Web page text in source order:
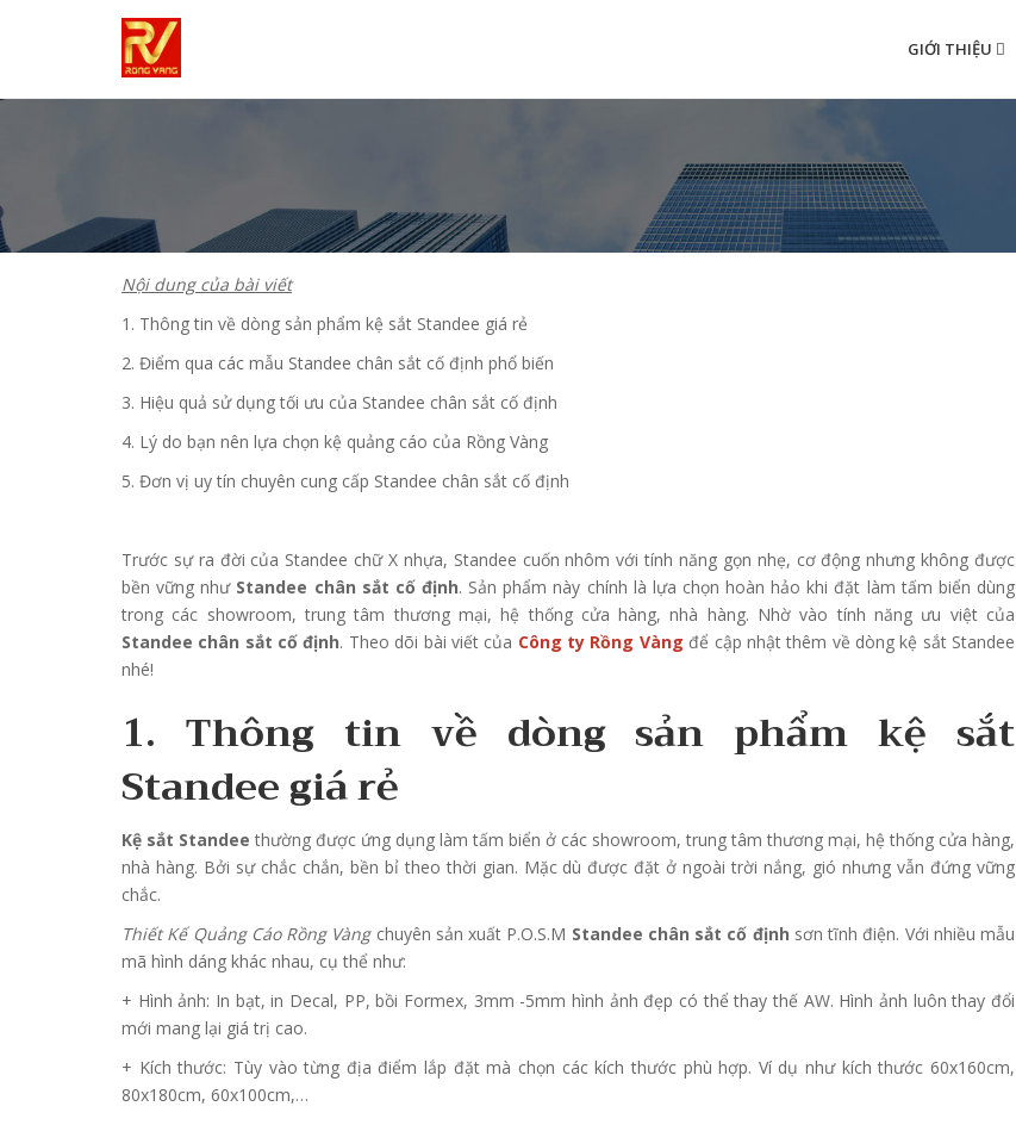
GIỚI THIỆU
Nội dung của bài viết
1. Thông tin về dòng sản phẩm kệ sắt Standee giá rẻ
2. Điểm qua các mẫu Standee chân sắt cố định phổ biến
3. Hiệu quả sử dụng tối ưu của Standee chân sắt cố định
4. Lý do bạn nên lựa chọn kệ quảng cáo của Rồng Vàng
5. Đơn vị uy tín chuyên cung cấp Standee chân sắt cố định
Trước sự ra đời của Standee chữ X nhựa, Standee cuốn nhôm với tính năng gọn nhẹ, cơ động nhưng không được
bền vững như Standee chân sắt cố định. Sản phẩm này chính là lựa chọn hoàn hảo khi đặt làm tấm biển dùng
trong các showroom, trung tâm thương mại, hệ thống cửa hàng, nhà hàng. Nhờ vào tính năng ưu việt của
Standee chân sắt cố định. Theo dõi bài viết của Công ty Rồng Vàng để cập nhật thêm về dòng kệ sắt Standee
nhé!
1. Thông tin về dòng sản phẩm kệ sắt
Standee giá rẻ
Kệ sắt Standee thường được ứng dụng làm tấm biển ở các showroom, trung tâm thương mại, hệ thống cửa hàng,
nhà hàng. Bởi sự chắc chắn, bền bỉ theo thời gian. Mặc dù được đặt ở ngoài trời nắng, gió nhưng vẫn đứng vững
chắc.
Thiết Kế Quảng Cáo Rồng Vàngchuyên sản xuất P.O.S.M Standee chân sắt cố định sơn tĩnh điện. Với nhiều mẫu
mã hình dáng khác nhau, cụ thể như:
+ Hình ảnh: In bạt, in Decal, PP, bồi Formex, 3mm -5mm hình ảnh đẹp có thể thay thế AW. Hình ảnh luôn thay đổi
mới mang lại giá trị cao.
+ Kích thước: Tùy vào từng địa điểm lắp đặt mà chọn các kích thước phù hợp. Ví dụ như kích thước 60x160cm,
80x180cm, 60x100cm,…